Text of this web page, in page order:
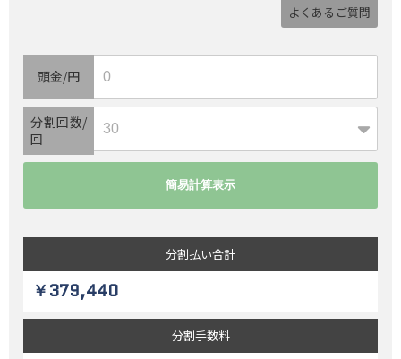
よくあるご質問
頭金/円
分割回数/
回
分割払い合計
￥379,440
分割手数料